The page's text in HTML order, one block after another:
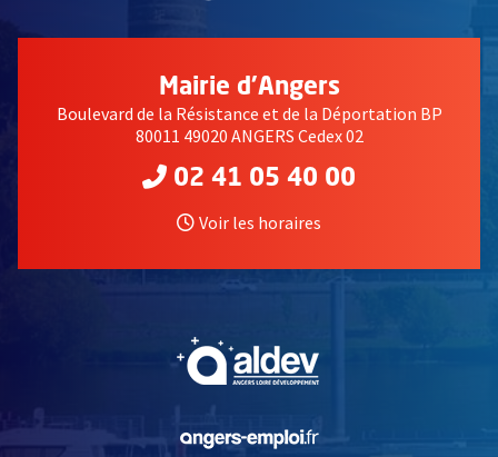
Mairie d'Angers
Boulevard de la Résistance et de la Déportation BP
80011 49020 ANGERS Cedex 02
02 41 05 40 00
Voir les horaires